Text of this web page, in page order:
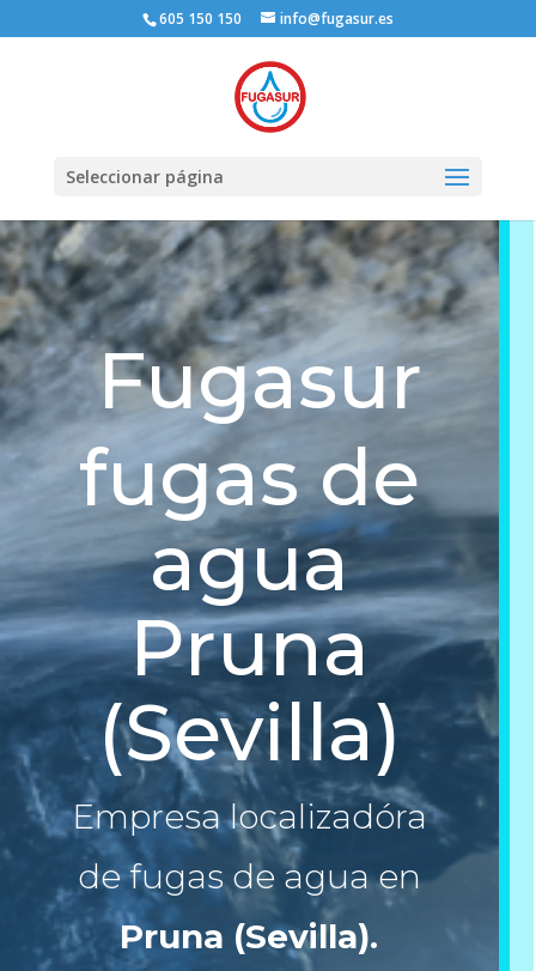
605 150 150 info@fugasur.es
Seleccionar página
Fugasur
fugas de
agua
Pruna
(Sevilla)
Empresa localizadóra
de fugas de agua en
Pruna (Sevilla).